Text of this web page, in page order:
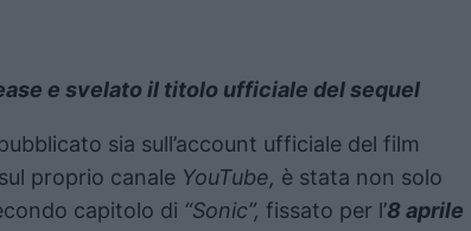
e svelato il titolo ufficiale del sequel
sia sull’account ufficiale del film
sul proprio canale YouTube, è stata non solo
capitolo di “Sonic”, fissato per l’8 aprile